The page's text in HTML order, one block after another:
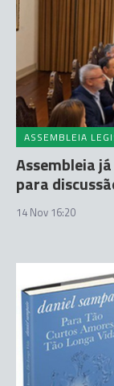
ASSEMBLEIA
Assembleia
para
14 Nov 16:20